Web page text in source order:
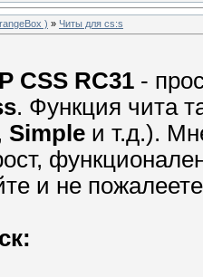
) » Читы для cs:s
CSS RC31 -
. Функция чита
Simple и т.д.).
и не